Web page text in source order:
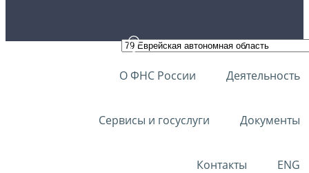
О ФНС России Деятельность
Сервисы и госуслуги Документы
Контакты ENG